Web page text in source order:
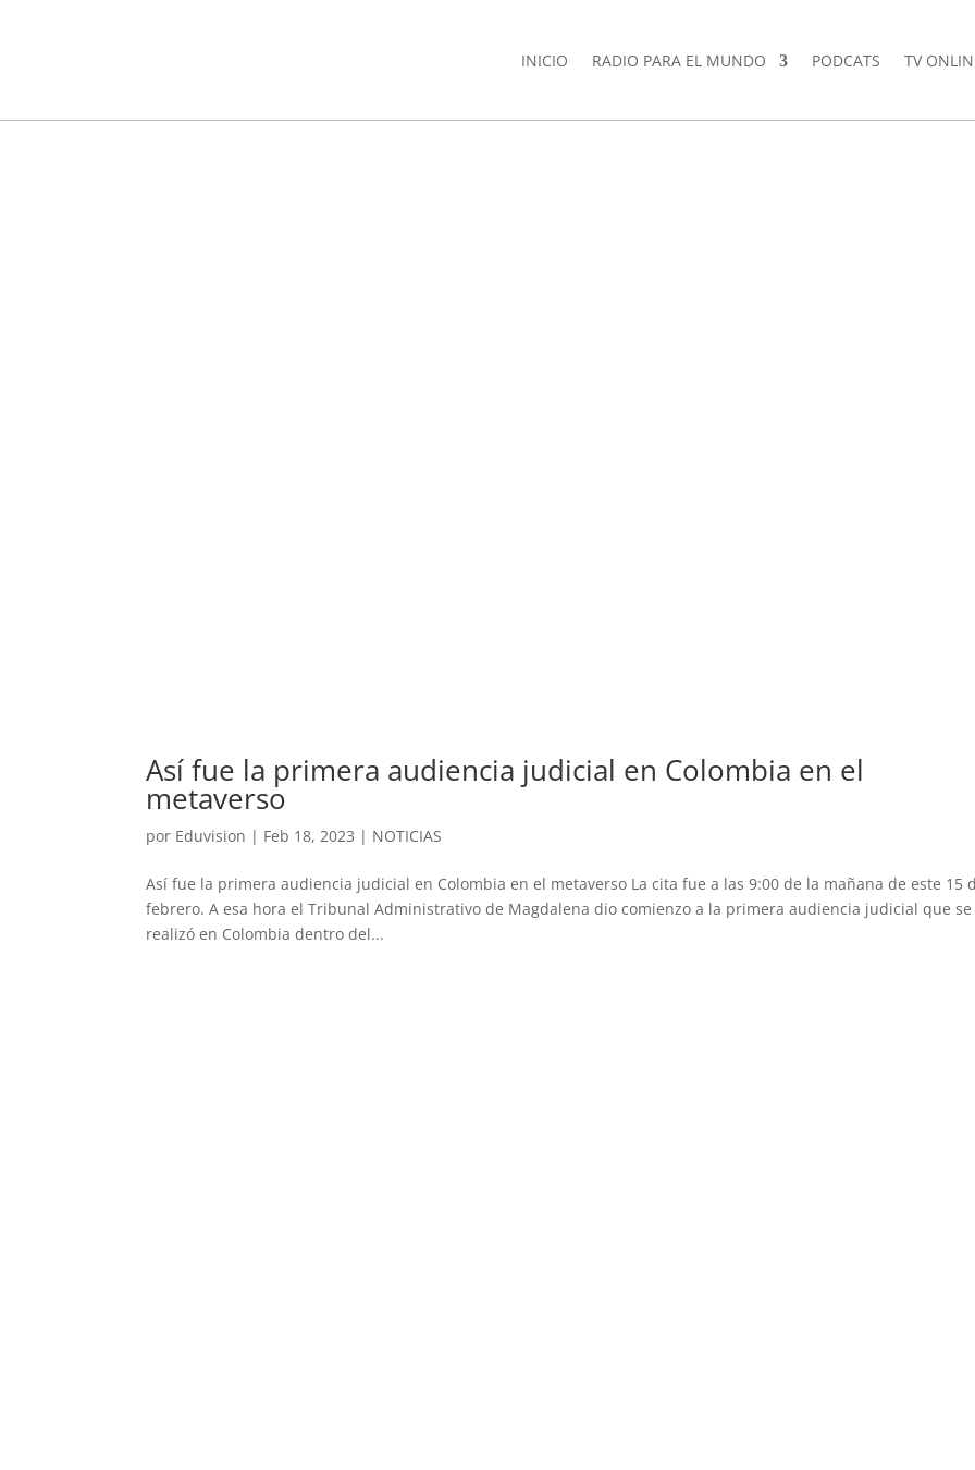
INICIO RADIO PARA EL MUNDO PODCATS TV
Así fue la primera audiencia judicial en Colombia en el
metaverso
por Eduvision | Feb 18, 2023 | NOTICIAS
Así fue la primera audiencia judicial en Colombia en el metaverso La cita fue a las 9:00 de la mañana de este 15
febrero. A esa hora el Tribunal Administrativo de Magdalena dio comienzo a la primera audiencia judicial que se
realizó en Colombia dentro del...